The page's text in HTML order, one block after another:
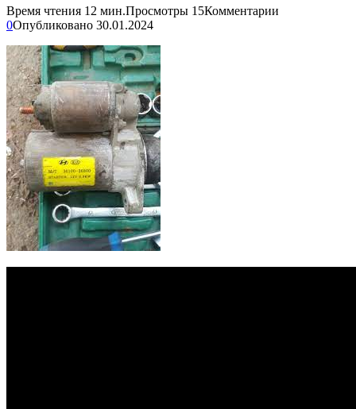
Время чтения 12 мин.Просмотры 15Комментарии
0Опубликовано 30.01.2024